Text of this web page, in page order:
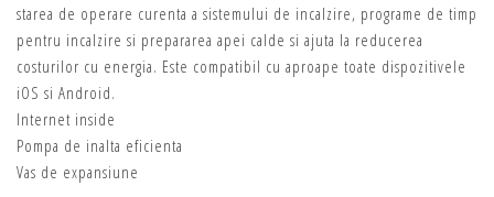
starea de operare curenta a sistemului de incalzire, programe de timp
pentru incalzire si prepararea apei calde si ajuta la reducerea
costurilor cu energia. Este compatibil cu aproape toate dispozitivele
iOS si Android.
Internet inside
Pompa de inalta eficienta
Vas de expansiune